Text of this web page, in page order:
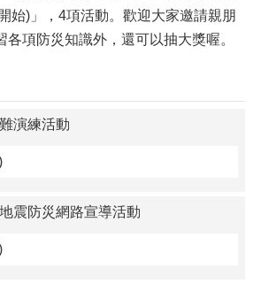
始)」，4項活動。歡迎大家邀請親朋
各項防災知識外，還可以抽大獎喔。
演練活動
震防災網路宣導活動